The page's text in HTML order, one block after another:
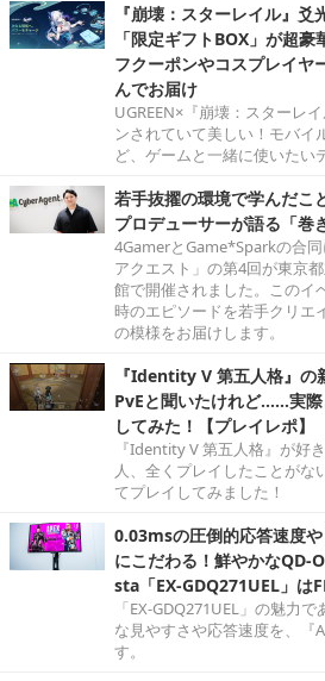
『崩壊：スターレイル』
「限定ギフトBOX」が超
フクーポンやコスプレイヤ
んでお届け
UGREEN×『崩壊：スターレ
ンされていて美しい！モバイ
ど、ゲームと一緒に使いたい
若手抜擢の環境で学んだ
プロデューサーが語る「巻
4GamerとGame*Sparkの合
アクエスト」の第4回が東京
館で開催されました。このイ
時のエピソードを若手クリエ
の模様をお届けします。
『Identity V 第五人格』の
PvEと聞いたけれど……実
してみた！【プレイレポ】
『Identity V 第五人格』が好
人、全くプレイしたことがな
てプレイしてみました！
0.03msの圧倒的応答速度
にこだわる！鮮やかなQD-
sta「EX-GDQ271UEL」は
「EX-GDQ271UEL」の魅力
な見やすさや応答速度を、『
す。